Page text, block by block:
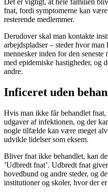
Det er vigtigt, at hele familien
fnat, fordi symptomerne kan
resterende medlemmer.
Derudover skal man kontakte
arbejdspladser – steder hvor
mennesker inden for den seneste
med epidemiske hastigheder, og
andre.
Inficeret uden
Hvis man ikke får behandlet
udgaver af infektionen, og der
nogle tilfælde kan være meget
udvikle lidelser som eksem.
Bliver fnat ikke behandlet, kan
’Udbredt fnat’. Udbredt fnat
hovedbund og andre steder, og
institutioner og skoler, hvor der